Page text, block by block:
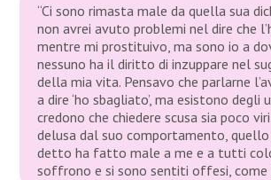
“Ci sono rimasta male da quella sua
non avrei avuto problemi nel dire che
mentre mi prostituivo, ma sono io a
nessuno ha il diritto di inzuppare nel
della mia vita. Pensavo che parlarne
a dire ‘ho sbagliato’, ma esistono degli
credono che chiedere scusa sia poco
delusa dal suo comportamento, quello
detto ha fatto male a me e a tutti
soffrono e si sono sentiti offesi, come